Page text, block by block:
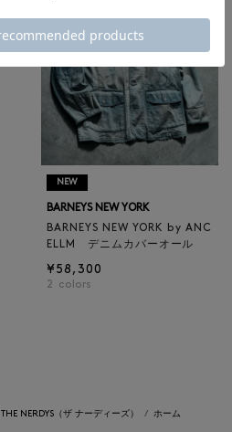
NEW
BARNEYS NEW YORK
BARNEYS NEW YORK by ANC
ELLM デニムカバーオール
¥58,300
2 colors
THE NERDYS（ザ ナーディーズ） ホーム